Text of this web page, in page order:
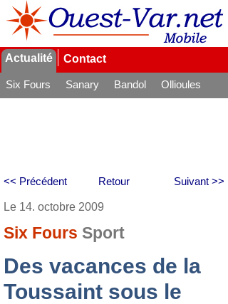
Actualité Contact
Six Fours Sanary Bandol
Ollioules
Retour
<< Précédent Suivant >>
Le 14. octobre 2009
Six Fours Sport
Des vacances de la
Toussaint sous le